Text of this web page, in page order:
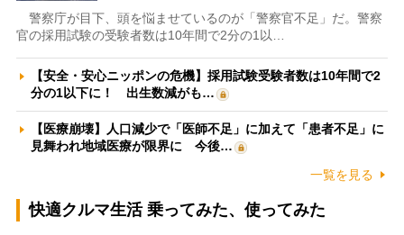
警察庁が目下、頭を悩ませているのが「警察官不足」だ。警察
官の採用試験の受験者数は10年間で2分の1以…
【安全・安心ニッポンの危機】採用試験受験者数は10年間で2
分の1以下に！ 出生数減がも…
【医療崩壊】人口減少で「医師不足」に加えて「患者不足」に
見舞われ地域医療が限界に 今後…
一覧を見る
快適クルマ生活 乗ってみた、使ってみた